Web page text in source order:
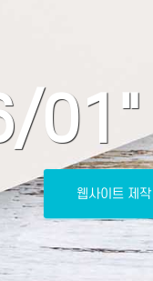
01"
웹사이트 제